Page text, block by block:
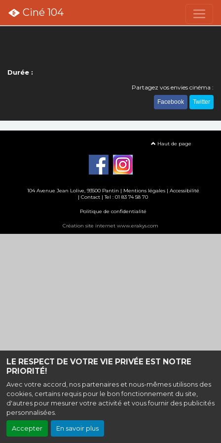
LE RESPECT DE VOTRE VIE PRIVÉE EST NOTRE
PRIORITÉ!
Avec votre accord, nos partenaires et nous-mêmes utilisons des
cookies, certains requis pour le bon fonctionnement du site,
d'autres pour mesurer votre activité et vous fournir des publicités
personnalisées.
Accepter En savoir plus
Ciné 104
Durée :
Partagez vos envies cinéma :
Facebook Twitter
Haut de page
104 Avenue Jean Lolive, 93500 Pantin | Mentions légales| Accessibilité
| Contact | Tel : 01 83 74 58 70
Politique de confidentialité
Création site internet www.erakys.com